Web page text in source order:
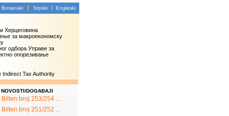
Bosanski Srpski Engleski
Херцеговина
за макроекономску
одбора Управе за
опорезивање
Tax Authority
NOVOSTI/DOGAĐAJI
Bilten broj 253/254 ...
Bilten broj 251/252 ...